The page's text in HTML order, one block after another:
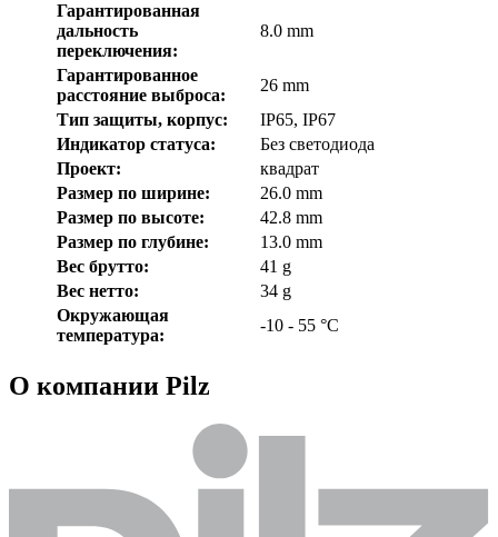
Гарантированная
дальность
переключения:
8.0 mm
Гарантированное
расстояние выброса:
26 mm
Тип защиты, корпус:
IP65, IP67
Индикатор статуса:
Без светодиода
Проект:
квадрат
Размер по ширине:
26.0 mm
Размер по высоте:
42.8 mm
Размер по глубине:
13.0 mm
Вес брутто:
41 g
Вес нетто:
34 g
Окружающая
температура:
-10 - 55 °C
О компании Pilz